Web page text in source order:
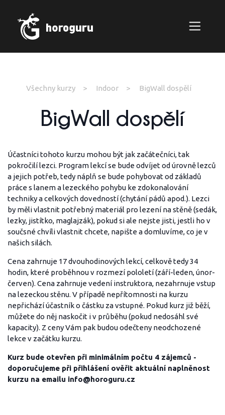
Všechny kurzy Indoor BigWall dospělí
BigWall dospělí
Účastníci tohoto kurzu mohou být jak začátečníci, tak
pokročilí lezci. Program lekcí se bude odvíjet od úrovně lezců
a jejich potřeb, tedy náplň se bude pohybovat od základů
práce s lanem a lezeckého pohybu ke zdokonalování
techniky a celkových dovedností (chytání pádů apod.). Lezci
by měli vlastnit potřebný materiál pro lezení na stěně (sedák,
lezky, jistítko, maglajzák), pokud si ale nejste jisti, jestli ho v
součsné chvíli vlastnit chcete, napište a domluvíme, co je v
našich silách.
Cena zahrnuje 17 dvouhodinových lekcí, celkově tedy 34
hodin, které proběhnou v rozmezí pololetí (září-leden, únor-
červen). Cena zahrnuje vedení instruktora, nezahrnuje vstup
na lezeckou stěnu. V případě nepřítomnosti na kurzu
nepřichází účastník o částku za vstupné. Pokud kurz již běží,
můžete do něj naskočit i v průběhu (pokud nedosáhl své
kapacity). Z ceny Vám pak budou odečteny neodchozené
lekce v začátku kurzu.
Kurz bude otevřen při minimálním počtu 4 zájemců -
doporučujeme při přihlášení ověřit aktuální naplněnost
kurzu na emailu info@horoguru.cz